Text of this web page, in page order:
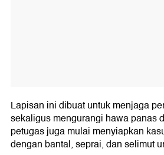
Lapisan ini dibuat untuk menjaga
sekaligus mengurangi hawa panas
petugas juga mulai menyiapkan
dengan bantal, seprai, dan selimut